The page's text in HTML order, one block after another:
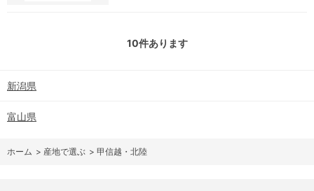
10件あります
新潟県
富山県
ホーム > 産地で選ぶ > 甲信越・北陸